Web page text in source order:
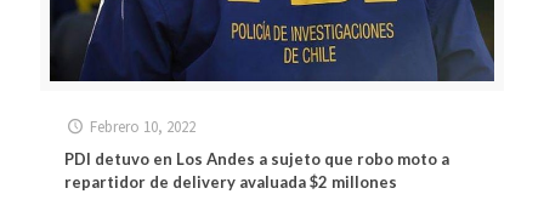
Febrero 10, 2022
PDI detuvo en Los Andes a sujeto que robo moto a
repartidor de delivery avaluada $2 millones